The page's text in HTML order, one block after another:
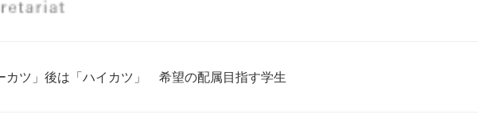
カツ」後は「ハイカツ」 希望の配属目指す学生